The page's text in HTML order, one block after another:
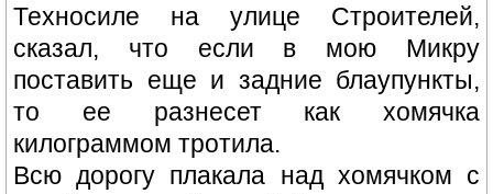
Техносиле на улице Строителей,
сказал, что если в мою Микру
поставить еще и задние блаупункты,
то ее разнесет как хомячка
килограммом тротила.
Всю дорогу плакала над хомячком с